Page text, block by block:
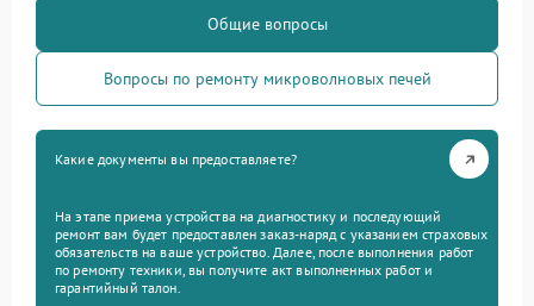
Общие вопросы
Вопросы по ремонту микроволновых печей
Какие документы вы предоставляете?
На этапе приема устройства на диагностику и последующий
ремонт вам будет предоставлен заказ-наряд с указанием страховых
обязательств на ваше устройство. Далее, после выполнения работ
по ремонту техники, вы получите акт выполненных работ и
гарантийный талон.